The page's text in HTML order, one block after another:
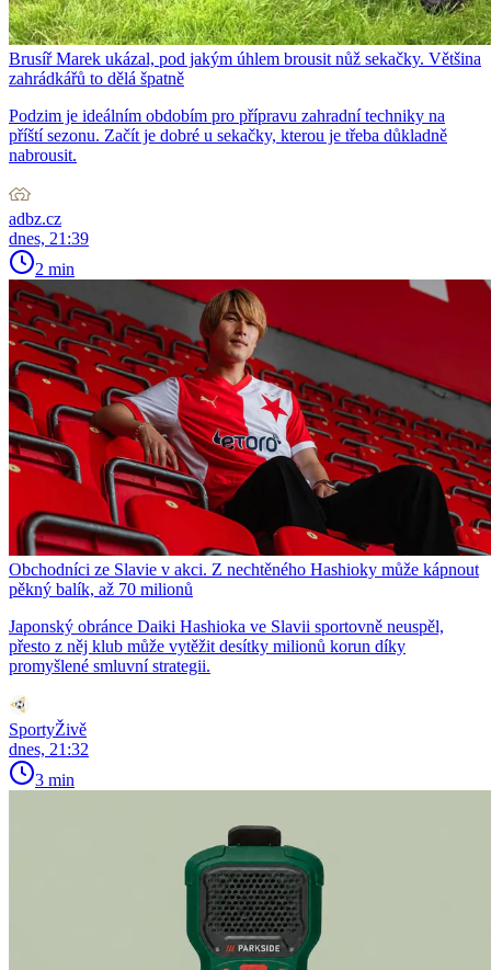
Brusíř Marek ukázal, pod jakým úhlem brousit nůž sekačky. Většina
zahrádkářů to dělá špatně
Podzim je ideálním obdobím pro přípravu zahradní techniky na
příští sezonu. Začít je dobré u sekačky, kterou je třeba důkladně
nabrousit.
adbz.cz
dnes, 21:39
2 min
Obchodníci ze Slavie v akci. Z nechtěného Hashioky může kápnout
pěkný balík, až 70 milionů
Japonský obránce Daiki Hashioka ve Slavii sportovně neuspěl,
přesto z něj klub může vytěžit desítky milionů korun díky
promyšlené smluvní strategii.
SportyŽivě
dnes, 21:32
3 min